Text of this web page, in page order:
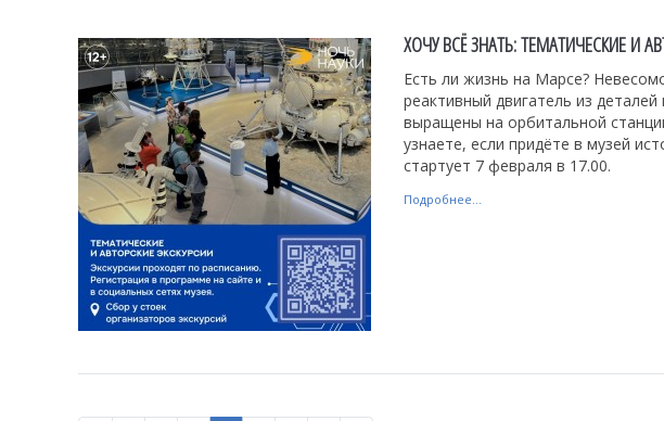
ХОЧУ ВСЁ ЗНАТЬ: ТЕМАТИЧЕСКИЕ И
Есть ли жизнь на Марсе?
реактивный двигатель из
выращены на орбитальной
узнаете, если придёте в музей
стартует 7 февраля в 17.00.
Подробнее...